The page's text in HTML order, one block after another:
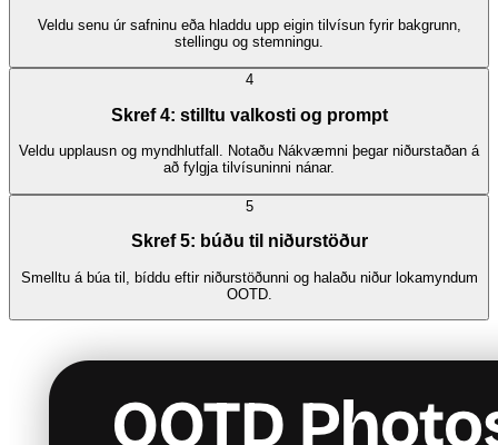
Veldu senu úr safninu eða hladdu upp eigin tilvísun fyrir bakgrunn,
stellingu og stemningu.
4
Skref 4: stilltu valkosti og prompt
Veldu upplausn og myndhlutfall. Notaðu Nákvæmni þegar niðurstaðan á
að fylgja tilvísuninni nánar.
5
Skref 5: búðu til niðurstöður
Smelltu á búa til, bíddu eftir niðurstöðunni og halaðu niður lokamyndum
OOTD.